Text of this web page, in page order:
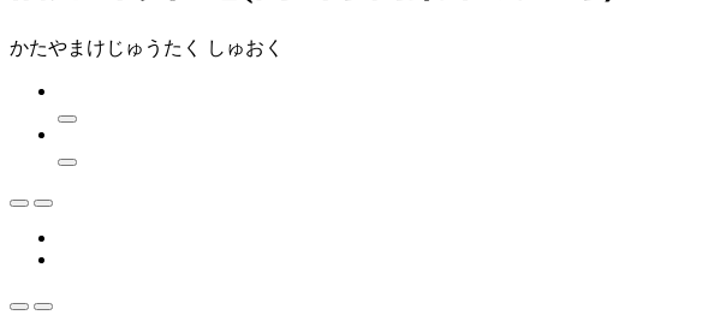
かたやまけじゅうたく しゅおく